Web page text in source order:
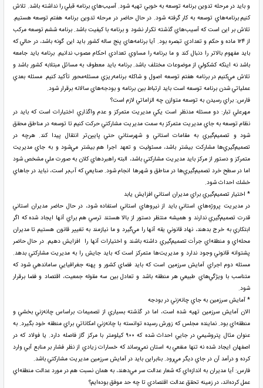
و بايد در مرحله تدوين برنامه توسعه به خوبي تهيه شود. آسيب‌هاي برنامه قبلي را نداشته باشد. تلاش
كنيم برنامه‌هاي توسعه به كار گرفته شود. در حال حاضر در مرحله تدوين برنامه هفتم توسعه هستيم.
تلاش بر اين است كه آسيب‌هاي گذشته تكرار نشود و برنامه با كيفيت باشد. برنامه ششم توسعه مركب
از ۱۲۴ ماده و حكم و تعدادي تبصره بود. آيا برنامه‌هاي پنج ساله كشور بايد اين گونه باشد، در حالي كه
بايد مفهوم بالاتر را دنبال كند و ما برنامه را مساوي تعدادي احكام مصوب ندانيم. برنامه بايد جامعه
باشد نه اينكه كشكولي از موضوعات مختلف باشد. برنامه بايد معطوف به مسائل مبتلا‌به كشور باشد و
تلاش مي‌كنيم در برنامه هفتم توسعه اصول و شاكله برنامه‌ريزي مسئله‌محور تأكيد كنيم. مسئله بعدي
عملياتي شدن برنامه توسعه است بايد ارتباط بين برنامه و بودجه‌هاي سالانه برقرار شود.
فارس: براي رسيدن به توسعه متوازن چه الزاماتي لازم است؟
مهرعلي تبار: دو مسئله مدنظر است يكي مديريت متمركز و عدم واگذاري اختيارات است كه بايد در
نظام توسعه به جاي مديريت متمركز به سمت مديريت مشاركتي حركت كنيم تا توسعه در مناطق محقق
شود و تصميم‌‌گيري به مقامات استاني و شهرستاني حتي پايين‌تر انتقال پيدا كند. هرچه در
تصميم‌گيري‌ها مشاركت بيشتر باشد، مسئوليت و تعهد اجرا هم بيشتر مي‌شود و به جاي مديريت
متمركز و دستور از مركز بايد مديريت مشاركتي باشد، البته راهبردهاي كلان به صورت ملي مشخص شود
اما در سطح خرد تصميم‌گيري‌ها در مناطق و شهرها انجام شود. صنايعي كه آب‌بر است، نبايد در جاهاي
خشك احداث شود.
* اختيار تصميم‌گيري براي مديران استاني افزايش يابد
در مديريت پروژه‌‌هاي استاني بايد از نيروهاي استاني استفاده شود، در حال حاضر مديران استاني
قدرت تصميم‌گيري ندارند و هميشه منتظر دستور از بالا هستند ترسي هم براي آنها ايجاد شده كه اگر
ابتكاري به خرج بدهند، نهاد قانوني يقه آنها را مي‌گيرد و ما نيازمند به تغيير قانون هستيم تا مديران
محله‌اي و منطقه‌اي جرأت تصميم‌گيري داشته باشند و اختيارات آنها را افزايش دهيم. در حال حاضر
پشتوانه قانوني وجود ندارد و مديريت‌ها متمركز است كه بايد جايش را به مديريت مشاركتي بدهد.
مسئله دوم اجراي آمايش سرزمين است كه بايد فضاي كشور و پهنه جغرافيايي ساماندهي شود كه
متناسب با ويژگي‌هاي طبيعي هر منطقه باشد و تعادل بين سه مقوله جمعيت، اقتصاد و فضا برقرار
شود.
* آمايش سرزمين به جاي چانه‌زني در بودجه
الان آمايش سرزمين تهيه شده است، اما در گذشته بسياري از تصميمات براساس چانه‌زني بخشي و
منطقه‌اي بود. نماينده مجلس كه زورش رسيده توانسته با چانه‌زني امكاناتي براي منطقه خود بگيرد. به
عنوان مثال پتروشيمي در جايي احداث شده كه ۹۰۰ كيلومتر با مركز گاز فاصله دارد. يا فولاد كه در
اصفهان ايجاد شده نه تنها منفعي به استان نمي‌رساند كه خسارات زيادي از نظر فشار بر منابع آبي وارد
كرده و درآمد آن در جاي ديگر مي‌رود. بنابراين بايد در آمايش سرزمين مديريت مشاركتي باشد.
فارس: آيا مديران به اندازه‌اي كه شعار عدالت سر مي‌دهند،‌ به همان نسبت هم در مورد عدالت منطقه‌اي
عمل كرده‌اند، در زمينه تحقق عدالت اقتصادي تا چه حد موفق بوده‌ايم؟